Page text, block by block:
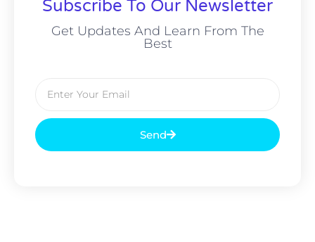
Subscribe To Our Newsletter
Get Updates And Learn From The
Best
Send